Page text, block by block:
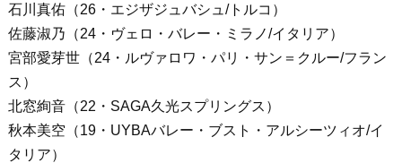
石川真佑（26・エジザジュバシュ/トルコ）
佐藤淑乃（24・ヴェロ・バレー・ミラノ/イタリア）
宮部愛芽世（24・ルヴァロワ・パリ・サン＝クルー/フラン
ス）
北窓絢音（22・SAGA久光スプリングス）
秋本美空（19・UYBAバレー・ブスト・アルシーツィオ/イ
タリア）